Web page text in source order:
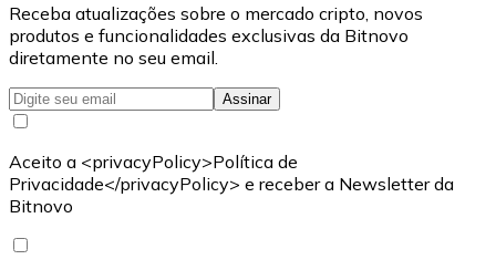
Receba atualizações sobre o mercado cripto, novos
produtos e funcionalidades exclusivas da Bitnovo
diretamente no seu email.
Assinar
Aceito a <privacyPolicy>Política de
Privacidade</privacyPolicy> e receber a Newsletter da
Bitnovo